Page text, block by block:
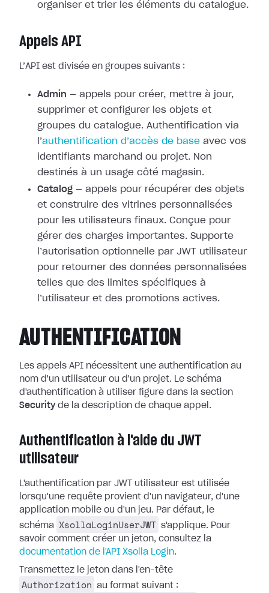
organiser et trier les éléments du catalogue.
Appels API
L’API est divisée en groupes suivants :
Admin — appels pour créer, mettre à jour,
supprimer et configurer les objets et
groupes du catalogue. Authentification via
l’authentification d’accès de base avec vos
identifiants marchand ou projet. Non
destinés à un usage côté magasin.
Catalog — appels pour récupérer des objets
et construire des vitrines personnalisées
pour les utilisateurs finaux. Conçue pour
gérer des charges importantes. Supporte
l’autorisation optionnelle par JWT utilisateur
pour retourner des données personnalisées
telles que des limites spécifiques à
l’utilisateur et des promotions actives.
AUTHENTIFICATION
Les appels API nécessitent une authentification au
nom d'un utilisateur ou d'un projet. Le schéma
d'authentification à utiliser figure dans la section
Securityde la description de chaque appel.
Authentification à l'aide du JWT
utilisateur
L'authentification par JWT utilisateur est utilisée
lorsqu'une requête provient d'un navigateur, d'une
application mobile ou d'un jeu. Par défaut, le
schéma
XsollaLoginUserJWT s'applique. Pour
savoir comment créer un jeton, consultez la
documentation de l'API Xsolla Login.
Transmettez le jeton dans l'en-tête
Authorization au format suivant :